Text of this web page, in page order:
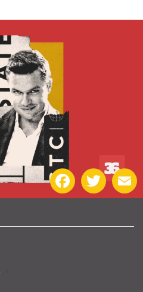
FacebookTwitter